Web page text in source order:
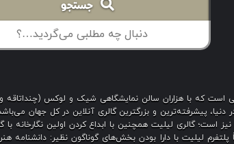
جستجو
است که با هزاران سالن نمایشگاهی شیک و لوکس (چنداتاقه
پیشرفته‌ترین و بزرگترین گالری آنلاین در کل جهان
ایرانی نیز است؛ گالری لیلیت همچنین با ابداع کردن اولین نگارخانه
لیلیت با دارا بودن بخش‌های گوناگون نظیر: دانشنامه